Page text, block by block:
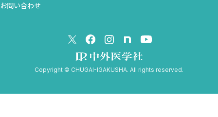
お問い合わせ
Copyright © CHUGAI-IGAKUSHA. All rights reserved.